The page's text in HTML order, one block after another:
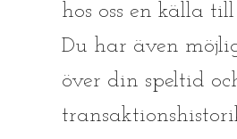
hos oss en källa
Du har även
över din speltid